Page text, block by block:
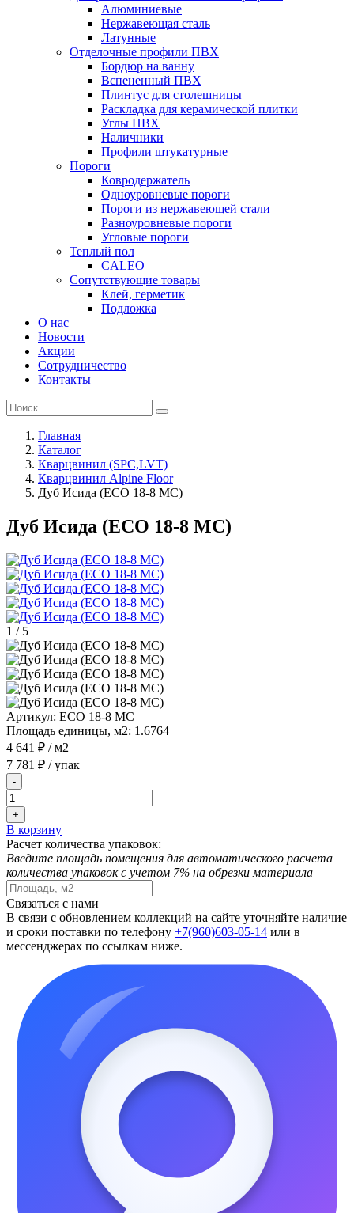
Алюминиевые
Нержавеющая сталь
Латунные
Отделочные профили ПВХ
Бордюр на ванну
Вспененный ПВХ
Плинтус для столешницы
Раскладка для керамической плитки
Углы ПВХ
Наличники
Профили штукатурные
Пороги
Ковродержатель
Одноуровневые пороги
Пороги из нержавеющей стали
Разноуровневые пороги
Угловые пороги
Теплый пол
CALEO
Сопутствующие товары
Клей, герметик
Подложка
О нас
Новости
Акции
Сотрудничество
Контакты
Главная
Каталог
Кварцвинил (SPC,LVT)
Кварцвинил Alpine Floor
Дуб Исида (ECO 18-8 MC)
Дуб Исида (ECO 18-8 MC)
1 / 5
Артикул: ECO 18-8 MC
Площадь единицы, м2: 1.6764
4 641 ₽ / м2
7 781 ₽ / упак
-
+
В корзину
Расчет количества упаковок:
Введите площадь помещения для автоматического расчета
количества упаковок с учетом 7% на обрезки материала
Связаться с нами
В связи с обновлением коллекций на сайте уточняйте наличие
и сроки поставки по телефону +7(960)603-05-14 или в
мессенджерах по ссылкам ниже.